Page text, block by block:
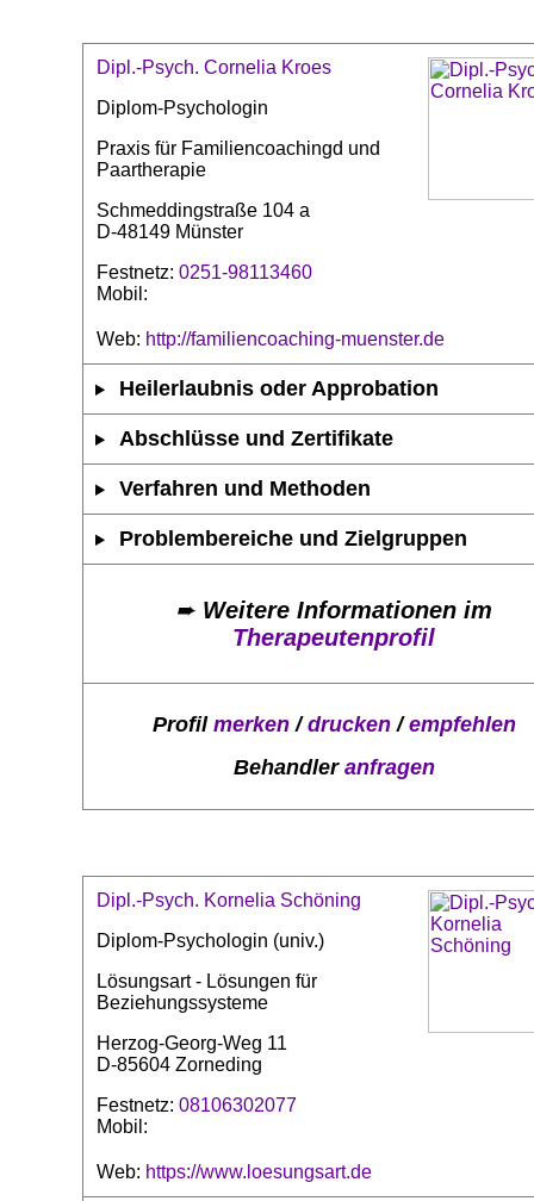
Dipl.-Psych. Cornelia Kroes
Diplom-Psychologin
Praxis für Familiencoachingd und
Paartherapie
Schmeddingstraße 104 a
D-48149 Münster
Festnetz: 0251-98113460
Mobil:
Web: http://familiencoaching-muenster.de
Heilerlaubnis oder Approbation
Abschlüsse und Zertifikate
Verfahren und Methoden
Problembereiche und Zielgruppen
➨ Weitere Informationen im
Therapeutenprofil
Profil merken/drucken/empfehlen
Behandler anfragen
Dipl.-Psych. Kornelia Schöning
Diplom-Psychologin (univ.)
Lösungsart - Lösungen für
Beziehungssysteme
Herzog-Georg-Weg 11
D-85604 Zorneding
Festnetz: 08106302077
Mobil:
Web: https://www.loesungsart.de